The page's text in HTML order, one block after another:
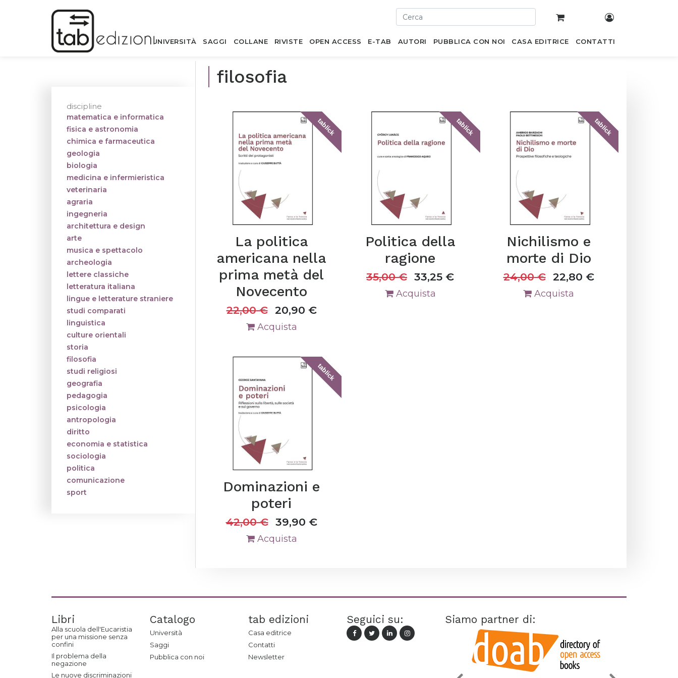
UNIVERSITÀ SAGGI COLLANE RIVISTE OPEN ACCESS E-TAB AUTORI PUBBLICA CON NOI CASA EDITRICE CONTATTI
filosofia
discipline
matematica e informatica
fisica e astronomia
chimica e farmaceutica
geologia
biologia
medicina e infermieristica
veterinaria
agraria
ingegneria
architettura e design
arte
musica e spettacolo
archeologia
lettere classiche
letteratura italiana
lingue e letterature straniere
studi comparati
linguistica
culture orientali
storia
filosofia
studi religiosi
geografia
pedagogia
psicologia
antropologia
diritto
economia e statistica
sociologia
politica
comunicazione
sport
tablick
La politica
americana nella
prima metà del
Novecento
22,00€ 20,90 €
Acquista
tablick
Politica della
ragione
35,00€ 33,25 €
Acquista
tablick
Nichilismo e
morte di Dio
24,00€ 22,80 €
Acquista
tablick
Dominazioni e
poteri
42,00€ 39,90 €
Acquista
Libri
Alla scuola dell'Eucaristia
per una missione senza
confini
Il problema della
negazione
Le nuove discriminazioni
Catalogo
Università
Saggi
Pubblica con noi
tab edizioni
Casa editrice
Contatti
Newsletter
Seguici su: Siamo partner di: